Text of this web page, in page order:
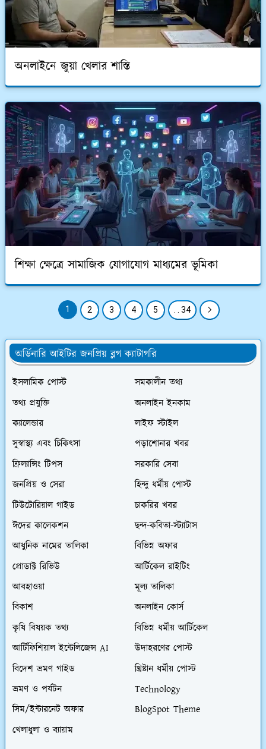
অনলাইনে জুয়া খেলার শাস্তি
শিক্ষা ক্ষেত্রে সামাজিক যোগাযোগ মাধ্যমের ভূমিকা
1 2 3 4 5 . . 34
অর্ডিনারি আইটির জনপ্রিয় ব্লগ ক্যাটাগরি
ইসলামিক পোস্ট
সমকালীন তথ্য
তথ্য প্রযুক্তি
অনলাইন ইনকাম
ক্যালেন্ডার
লাইফ স্টাইল
সুস্বাস্থ্য এবং চিকিৎসা
পড়াশোনার খবর
ফ্রিল্যান্সিং টিপস
সরকারি সেবা
জনপ্রিয় ও সেরা
হিন্দু ধর্মীয় পোস্ট
টিউটোরিয়াল গাইড
চাকরির খবর
ঈদের কালেকশন
ছন্দ-কবিতা-স্ট্যাটাস
আধুনিক নামের তালিকা
বিভিন্ন অফার
প্রোডাক্ট রিভিউ
আর্টিকেল রাইটিং
আবহাওয়া
মূল্য তালিকা
বিকাশ
অনলাইন কোর্স
কৃষি বিষয়ক তথ্য
বিভিন্ন ধর্মীয় আর্টিকেল
আর্টিফিশিয়াল ইন্টেলিজেন্স AI
উদাহরণের পোস্ট
বিদেশ ভ্রমণ গাইড
খ্রিষ্টান ধর্মীয় পোস্ট
ভ্রমণ ও পর্যটন
Technology
সিম/ইন্টারনেট অফার
BlogSpot Theme
খেলাধুলা ও ব্যায়াম